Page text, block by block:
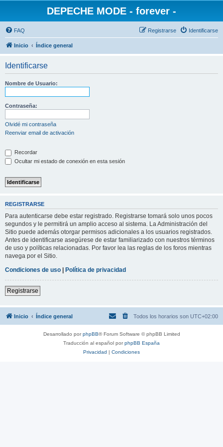
DEPECHE MODE - forever -
FAQ Identificarse
Registrarse
Inicio Índice general
Identificarse
Nombre de Usuario:
Contraseña:
Olvidé mi contraseña
Reenviar email de activación
Recordar
Ocultar mi estado de conexión en esta sesión
REGISTRARSE
Para autenticarse debe estar registrado. Registrarse tomará solo unos pocos
segundos y le permitirá un amplio acceso al sistema. La Administración del
Sitio puede además otorgar permisos adicionales a los usuarios registrados.
Antes de identificarse asegúrese de estar familiarizado con nuestros términos
de uso y políticas relacionadas. Por favor lea las reglas de los foros mientras
navega por el Sitio.
Condiciones de uso | Política de privacidad
Registrarse
Inicio Índice general Todos los horarios son UTC+02:00
Desarrollado porphpBB® Forum Software © phpBB Limited
Traducción al español porphpBB España
Privacidad | Condiciones